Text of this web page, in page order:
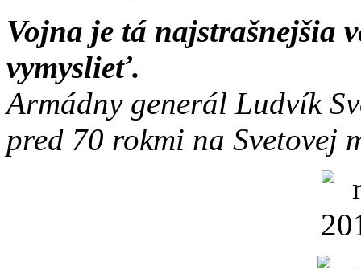
Vojna je tá najstrašnejšia
vymyslieť.
Armádny generál Ludvík
pred 70 rokmi na Svetovej